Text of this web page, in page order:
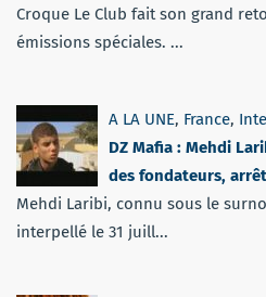
Croque Le Club fait son grand
émissions spéciales. ...
A LA UNE, France,
DZ Mafia : Mehdi
des fondateurs,
Mehdi Laribi, connu sous le
interpellé le 31 juill...